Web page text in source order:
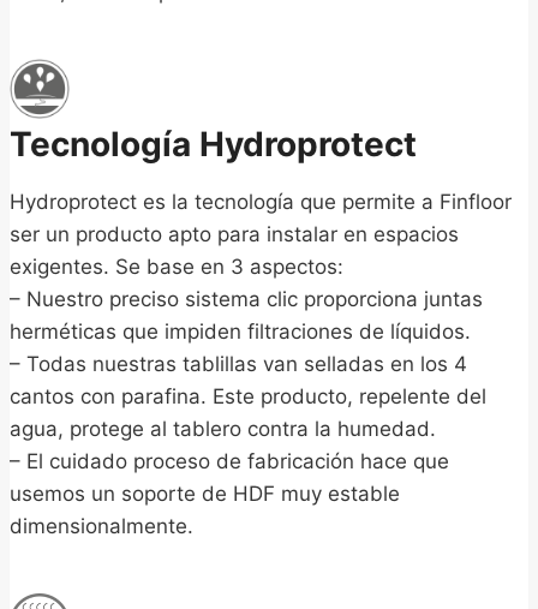
Tecnología Hydroprotect
Hydroprotect es la tecnología que permite a Finfloor
ser un producto apto para instalar en espacios
exigentes. Se base en 3 aspectos:
– Nuestro preciso sistema clic proporciona juntas
herméticas que impiden filtraciones de líquidos.
– Todas nuestras tablillas van selladas en los 4
cantos con parafina. Este producto, repelente del
agua, protege al tablero contra la humedad.
– El cuidado proceso de fabricación hace que
usemos un soporte de HDF muy estable
dimensionalmente.